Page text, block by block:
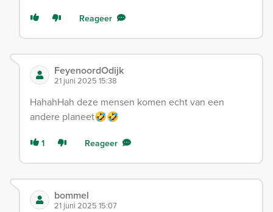
Reageer
FeyenoordOdijk
21 juni 2025 15:38
HahahHah deze mensen komen echt van een
andere planeet🤣🤣
1 Reageer
bommel
21 juni 2025 15:07